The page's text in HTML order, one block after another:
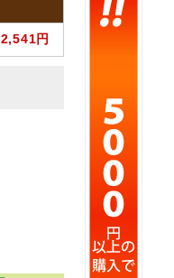
2,541円